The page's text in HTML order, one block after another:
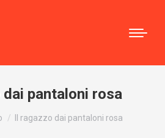
pantaloni rosa
Il ragazzo dai pantaloni rosa